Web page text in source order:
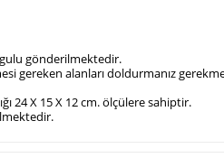
gönderilmektedir.
gereken alanları doldurmanız
24 X 15 X 12 cm. ölçülere sahiptir.